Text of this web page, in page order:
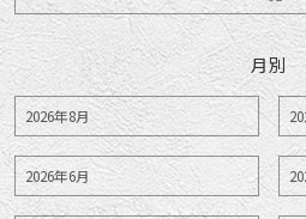
月別
2026年8月
2026年6月